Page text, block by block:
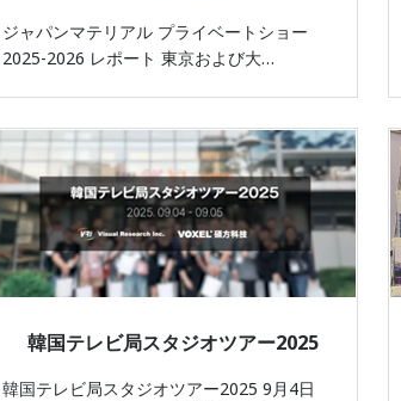
ジャパンマテリアル プライベートショー
2025-2026 レポート 東京および大…
韓国テレビ局スタジオツアー2025
韓国テレビ局スタジオツアー2025 9月4日